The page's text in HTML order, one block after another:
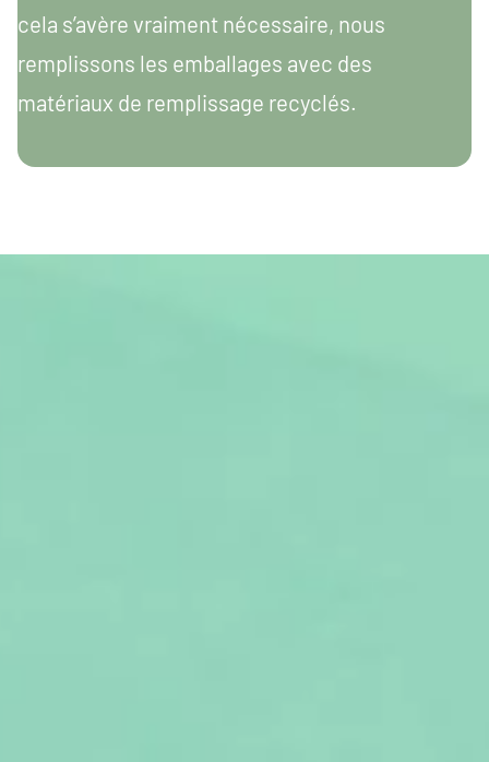
cela s’avère vraiment nécessaire, nous
remplissons les emballages avec des
matériaux de remplissage recyclés.